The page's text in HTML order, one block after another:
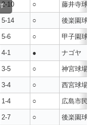
2-10 ○ 藤井寺球場
5-14 ○ 後楽園球場
5-6 ○ 甲子園球場
4-1 ● ナゴヤ
3-5 ○ 神宮球場
3-4 ○ 西宮球場
1-4 ○ 広島市民
2-7 ○ 後楽園球場